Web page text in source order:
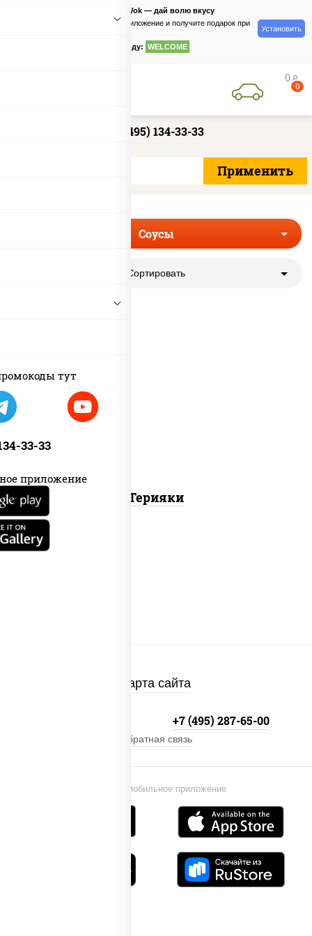
тут
33-33
приложение
PizzaSushiWok — дай волю вкусу
Скачайте приложение и получите подарок при
по промокоду: WELCOME
Установить
0 руб
0
+7 (495) 134-33-33
Соусы
Сортировать
Терияки
Карта сайта
Установи мобильное приложение
+7 (495) 287-65-00
Обратная связь